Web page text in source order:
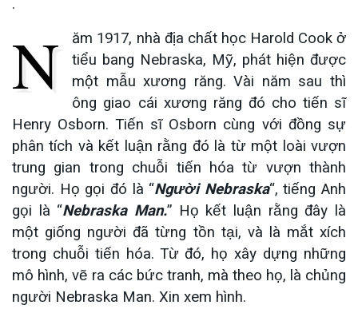
N
ăm 1917, nhà địa chất học Harold Cook ở
tiểu bang Nebraska, Mỹ, phát hiện được
một mẫu xương răng. Vài năm sau thì
ông giao cái xương răng đó cho tiến sĩ
Henry Osborn. Tiến sĩ Osborn cùng với đồng sự
phân tích và kết luận rằng đó là từ một loài vượn
trung gian trong chuỗi tiến hóa từ vượn thành
người. Họ gọi đó là “Người Nebraska“, tiếng Anh
gọi là “Nebraska Man.” Họ kết luận rằng đây là
một giống người đã từng tồn tại, và là mắt xích
trong chuỗi tiến hóa. Từ đó, họ xây dựng những
mô hình, vẽ ra các bức tranh, mà theo họ, là chủng
người Nebraska Man. Xin xem hình.